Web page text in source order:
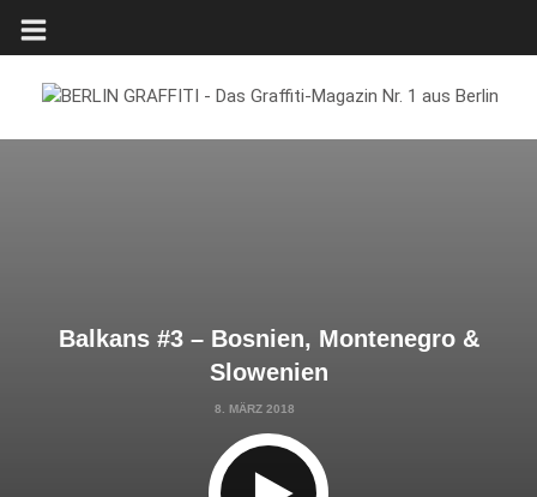
Balkans #3 – Bosnien, Montenegro &
Slowenien
8. MÄRZ 2018